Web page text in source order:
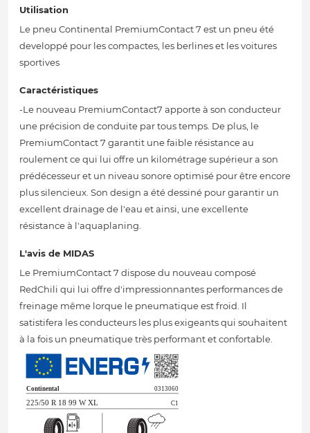
Utilisation
Le pneu Continental PremiumContact 7 est un pneu été
developpé pour les compactes, les berlines et les voitures
sportives
Caractéristiques
-Le nouveau PremiumContact7 apporte à son conducteur
une précision de conduite par tous temps. De plus, le
PremiumContact 7 garantit une faible résistance au
roulement ce qui lui offre un kilométrage supérieur a son
prédécesseur et un niveau sonore optimisé pour être encore
plus silencieux. Son design a été dessiné pour garantir un
excellent drainage de l'eau et ainsi, une excellente
résistance à l'aquaplaning.
L'avis de MIDAS
Le PremiumContact 7 dispose du nouveau composé
RedChili qui lui offre d'impressionnantes performances de
freinage même lorque le pneumatique est froid. Il
satistifera les conducteurs les plus exigeants qui souhaitent
à la fois un pneumatique très performant et confortable.